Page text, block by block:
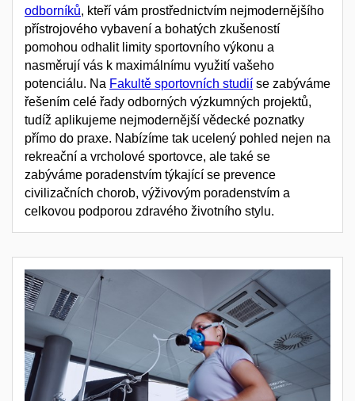
odborníků, kteří vám prostřednictvím nejmodernějšího
přístrojového vybavení a bohatých zkušeností
pomohou odhalit limity sportovního výkonu a
nasměrují vás k maximálnímu využití vašeho
potenciálu. Na Fakultě sportovních studií se zabýváme
řešením celé řady odborných výzkumných projektů,
tudíž aplikujeme nejmodernější vědecké poznatky
přímo do praxe. Nabízíme tak ucelený pohled nejen na
rekreační a vrcholové sportovce, ale také se
zabýváme poradenstvím týkající se prevence
civilizačních chorob, výživovým poradenstvím a
celkovou podporou zdravého životního stylu.